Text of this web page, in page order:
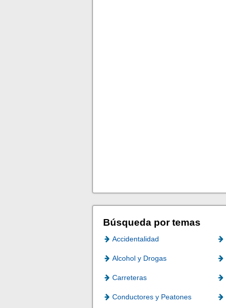
Búsqueda por temas
Accidentalidad
Alcohol y Drogas
Carreteras
Conductores y Peatones